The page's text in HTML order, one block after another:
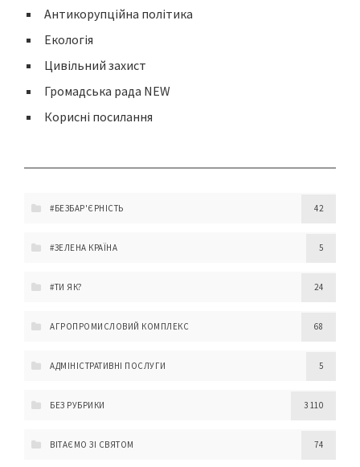
Антикорупційна політика
Екологія
Цивільний захист
Громадська рада NEW
Корисні посилання
#БЕЗБАР'ЄРНІСТЬ 42
#ЗЕЛЕНА КРАЇНА 5
#ТИ ЯК? 24
АГРОПРОМИСЛОВИЙ КОМПЛЕКС 68
АДМІНІСТРАТИВНІ ПОСЛУГИ 5
БЕЗ РУБРИКИ 3 110
ВІТАЄМО ЗІ СВЯТОМ 74